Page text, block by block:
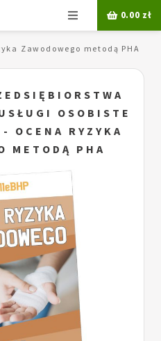
Menu 0.00 zł
Zawodowego metodą PHA
OSOBISTE
OCENA RYZYKA
METODĄ PHA